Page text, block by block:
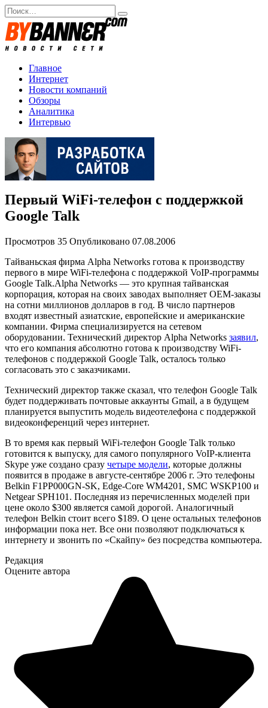
Перейти
к
содержанию
Search
for:
Главное
Интернет
Новости компаний
Обзоры
Аналитика
Интервью
Первый WiFi-телефон с поддержкой
Google Talk
Просмотров 35 Опубликовано 07.08.2006
Тайваньская фирма Alpha Networks готова к производству
первого в мире WiFi-телефона с поддержкой VoIP-программы
Google Talk.Alpha Networks — это крупная тайванская
корпорация, которая на своих заводах выполняет OEM-заказы
на сотни миллионов долларов в год. В число партнеров
входят известный азиатские, европейские и американские
компании. Фирма специализируется на сетевом
оборудовании. Технический директор Alpha Networks заявил,
что его компания абсолютно готова к производству WiFi-
телефонов с поддержкой Google Talk, осталось только
согласовать это с заказчиками.
Технический директор также сказал, что телефон Google Talk
будет поддерживать почтовые аккаунты Gmail, а в будущем
планируется выпустить модель видеотелефона с поддержкой
видеоконференций через интернет.
В то время как первый WiFi-телефон Google Talk только
готовится к выпуску, для самого популярного VoIP-клиента
Skype уже создано сразу четыре модели, которые должны
появится в продаже в августе-сентябре 2006 г. Это телефоны
Belkin F1PP000GN-SK, Edge-Core WM4201, SMC WSKP100 и
Netgear SPH101. Последняя из перечисленных моделей при
цене около $300 является самой дорогой. Аналогичный
телефон Belkin стоит всего $189. О цене остальных телефонов
информации пока нет. Все они позволяют подключаться к
интернету и звонить по «Скайпу» без посредства компьютера.
Редакция
Оцените автора